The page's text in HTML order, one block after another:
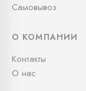
Самовывоз
О КОМПАНИИ
Контакты
О нас